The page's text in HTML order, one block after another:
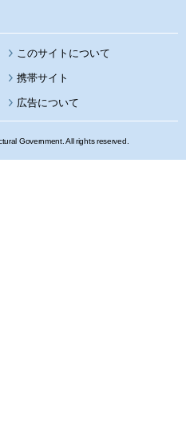
このサイトについて
携帯サイト
広告について
Government. All rights reserved.